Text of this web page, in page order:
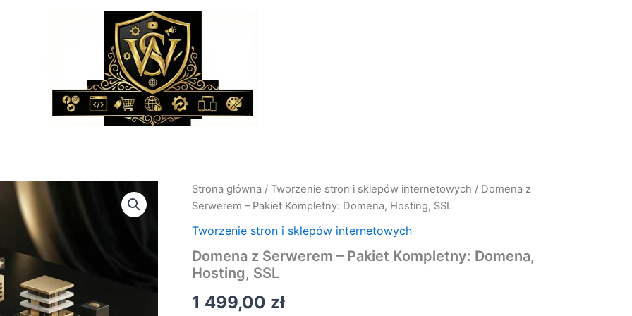
Strona główna / Tworzenie stron i sklepów internetowych / Domena z
Serwerem – Pakiet Kompletny: Domena, Hosting, SSL
Tworzenie stron i sklepów internetowych
Domena z Serwerem – Pakiet Kompletny: Domena,
Hosting, SSL
1 499,00 zł
ilość
Domena
Serwerem
Pakiet
Kompletny:
Hosting,